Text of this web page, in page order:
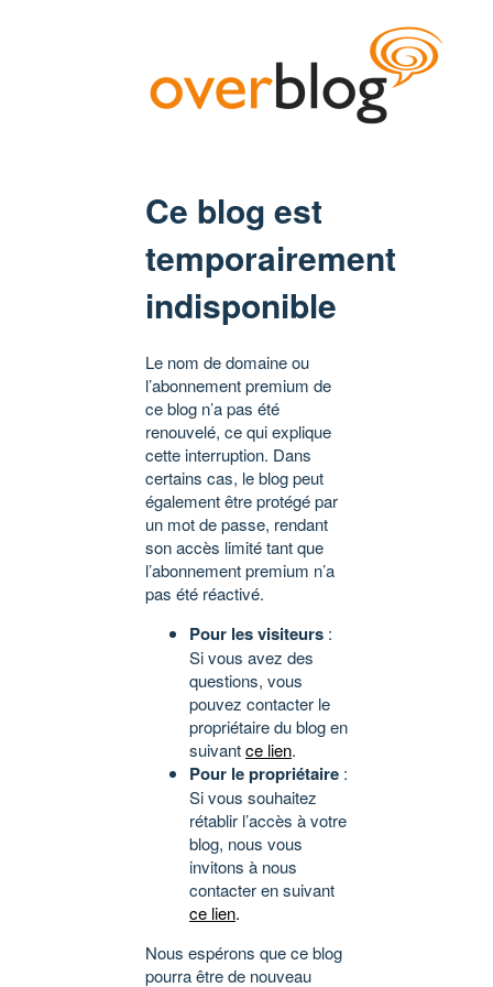
Ce blog est
temporairement
indisponible
Le nom de domaine ou
l’abonnement premium de
ce blog n’a pas été
renouvelé, ce qui explique
cette interruption. Dans
certains cas, le blog peut
également être protégé par
un mot de passe, rendant
son accès limité tant que
l’abonnement premium n’a
pas été réactivé.
Pour les visiteurs :
Si vous avez des
questions, vous
pouvez contacter le
propriétaire du blog en
suivantce lien.
Pour le propriétaire :
Si vous souhaitez
rétablir l’accès à votre
blog, nous vous
invitons à nous
contacter en suivant
ce lien.
Nous espérons que ce blog
pourra être de nouveau